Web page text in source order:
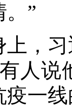
”
习
人
一